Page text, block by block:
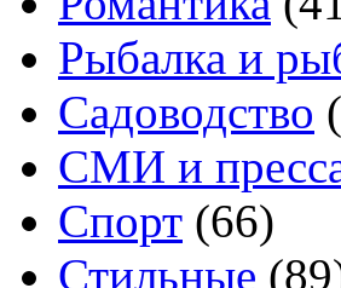
Рыбалка и
Садоводство
СМИ и
Спорт (66)
Стильные